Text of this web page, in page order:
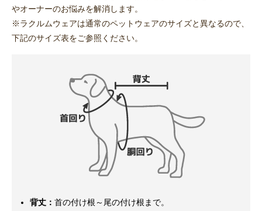
やオーナーのお悩みを解消します。
※ラクルムウェアは通常のペットウェアのサイズと異なるので、
下記のサイズ表をご参照ください。
背丈： 首の付け根～尾の付け根まで。